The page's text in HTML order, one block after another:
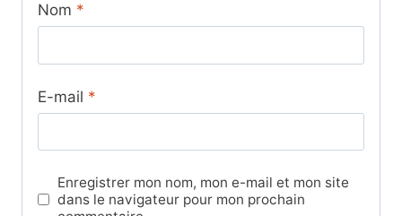
Nom *
E-mail *
Enregistrer mon nom, mon e-mail et mon site
dans le navigateur pour mon prochain